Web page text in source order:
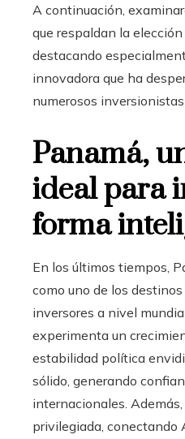
A continuación,
que respaldan la elección
destacando
innovadora que ha
numerosos
Panamá,
ideal para
forma
En los últimos tiempos,
como uno de los
inversores a nivel
experimenta un
estabilidad política
sólido, generando
internacionales.
privilegiada, conectando